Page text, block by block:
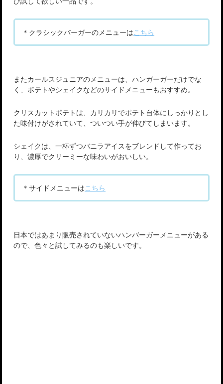
＊クラシックバーガーのメニューはこちら
またカールスジュニアのメニューは、ハンガーガーだけでな
く、ポテトやシェイクなどのサイドメニューもおすすめ。
クリスカットポテトは、カリカリでポテト自体にしっかりとし
た味付けがされていて、ついつい手が伸びてしまいます。
シェイクは、一杯ずつバニラアイスをブレンドして作ってお
り、濃厚でクリーミーな味わいがおいしい。
＊サイドメニューはこちら
日本ではあまり販売されていないハンバーガーメニューがある
ので、色々と試してみるのも楽しいです。